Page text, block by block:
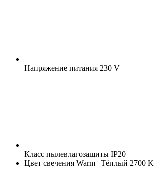
Напряжение питания 230 V
Класс пылевлагозащиты IP20
Цвет свечения Warm | Тёплый 2700 K